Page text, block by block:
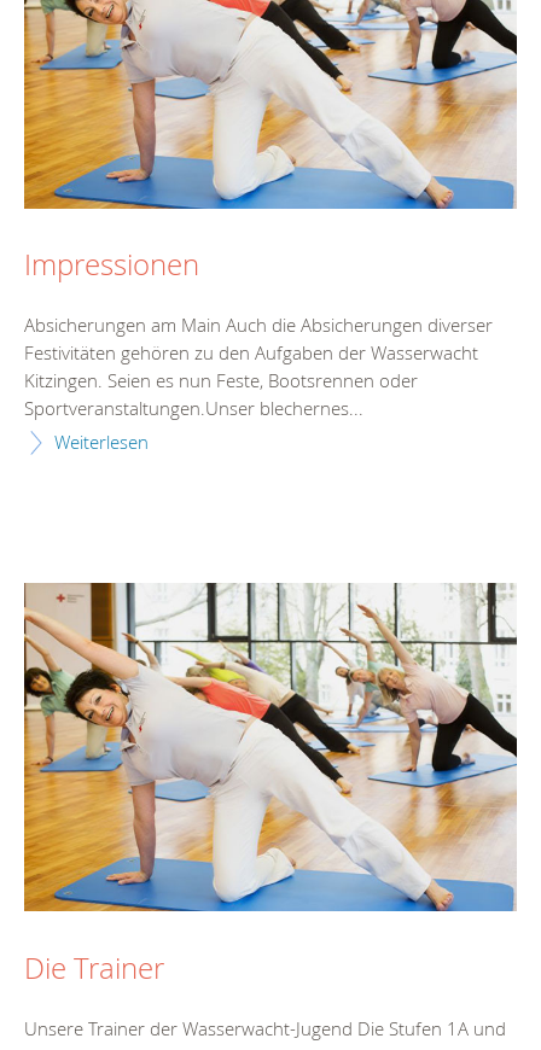
Impressionen
Absicherungen am Main Auch die Absicherungen diverser
Festivitäten gehören zu den Aufgaben der Wasserwacht
Kitzingen. Seien es nun Feste, Bootsrennen oder
Sportveranstaltungen.Unser blechernes...
Weiterlesen
Die Trainer
Unsere Trainer der Wasserwacht-Jugend Die Stufen 1A und